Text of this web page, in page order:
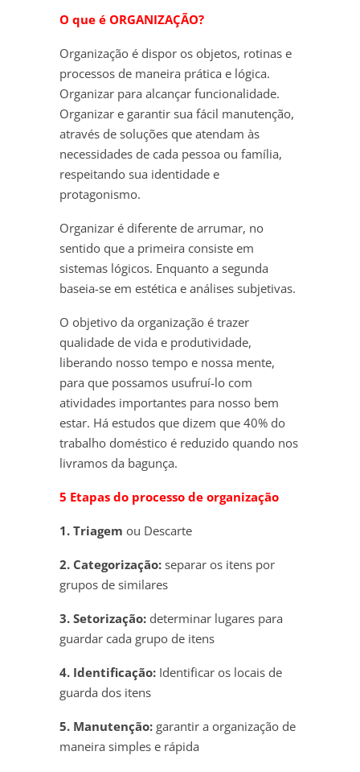
O que é ORGANIZAÇÃO?
Organização é dispor os objetos, rotinas e
processos de maneira prática e lógica.
Organizar para alcançar funcionalidade.
Organizar e garantir sua fácil manutenção,
através de soluções que atendam às
necessidades de cada pessoa ou família,
respeitando sua identidade e
protagonismo.
Organizar é diferente de arrumar, no
sentido que a primeira consiste em
sistemas lógicos. Enquanto a segunda
baseia-se em estética e análises subjetivas.
O objetivo da organização é trazer
qualidade de vida e produtividade,
liberando nosso tempo e nossa mente,
para que possamos usufruí-lo com
atividades importantes para nosso bem
estar. Há estudos que dizem que 40% do
trabalho doméstico é reduzido quando nos
livramos da bagunça.
5 Etapas do processo de organização
1. Triagem ou Descarte
2. Categorização: separar os itens por
grupos de similares
3. Setorização: determinar lugares para
guardar cada grupo de itens
4. Identificação: Identificar os locais de
guarda dos itens
5. Manutenção: garantir a organização de
maneira simples e rápida